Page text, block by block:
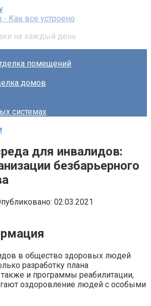
- Как все устроено
на каждый день
помещений
домов
системах
для инвалидов:
безбарьерного
02.03.2021
в общество здоровых людей
разработку плана
и программы реабилитации,
оздоровление людей с особыми